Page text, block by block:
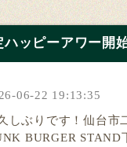
ッピーアワー開
06-22 19:13:35
しぶりです！仙台市
BURGER STAND